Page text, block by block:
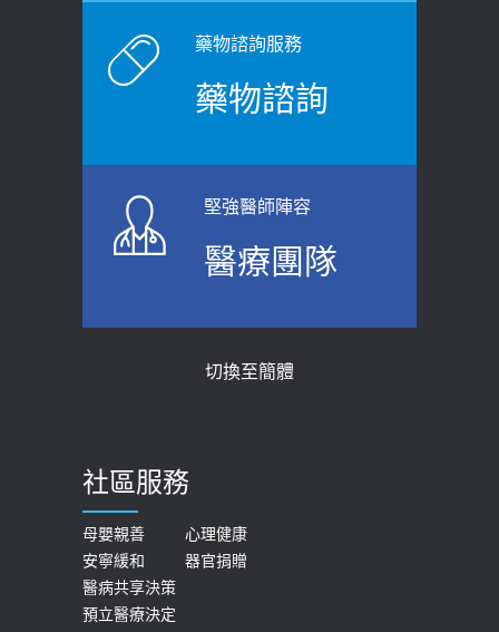
原則避免血糖血壓飆高
2026-06-08
上班常待在冷氣房？小心泌尿道感染
醫示警：1病症嚴重恐喪命
2026-05-21
女性必看國健署公費懶人包！這幾項檢
查完全免費 沒做虧大了
2026-05-14
老後睡不好、夜間易跌倒
2021-03-05
骨科魏志定主任接受專訪 【年代電視
質密度檢查！醫：注意5重點可逆轉
膝蓋退化有9大部位 骨科醫坦言：不
一定得換人工關節
2019-10-08
20歲迪士尼男星因癲癇猝逝 老人小
孩最好發、醫師點出8大前兆
藥物諮詢服務
藥物諮詢
堅強醫師陣容
醫療團隊
切換至簡體
社區服務
母嬰親善
心理健康
安寧緩和
器官捐贈
醫病共享決策
預立醫療決定